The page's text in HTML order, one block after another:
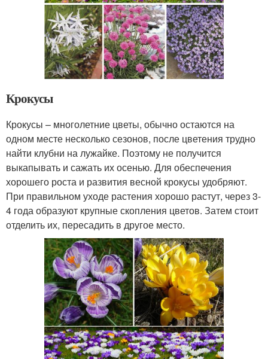
Крокусы
Крокусы – многолетние цветы, обычно остаются на
одном месте несколько сезонов, после цветения трудно
найти клубни на лужайке. Поэтому не получится
выкапывать и сажать их осенью. Для обеспечения
хорошего роста и развития весной крокусы удобряют.
При правильном уходе растения хорошо растут, через 3-
4 года образуют крупные скопления цветов. Затем стоит
отделить их, пересадить в другое место.